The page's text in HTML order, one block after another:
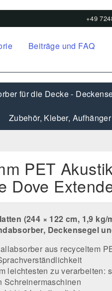
+49
Beiträge und FAQ
für die Decke -
Zubehör, Kleber,
PET
Dove
(244 × 122 cm, 1,9 kg/
Deckensegel
aus recyceltem
leichtesten zu verarbeiten:
Schreinermaschinen